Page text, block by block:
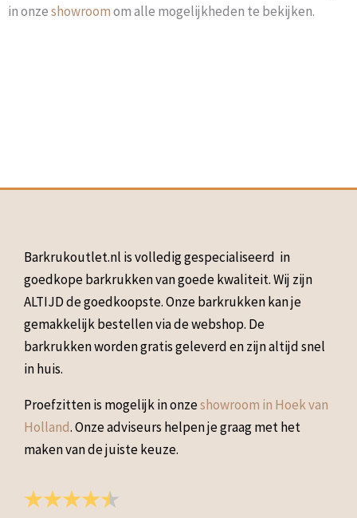
in onzeshowroomom alle mogelijkheden te bekijken.
Barkrukoutlet.nl is volledig gespecialiseerd in
goedkope barkrukken van goede kwaliteit. Wij zijn
ALTIJD de goedkoopste. Onze barkrukken kan je
gemakkelijk bestellen via de webshop. De
barkrukken worden gratis geleverd en zijn altijd snel
in huis.
Proefzitten is mogelijk in onzeshowroom in Hoek van
Holland. Onze adviseurs helpen je graag met het
maken van de juiste keuze.